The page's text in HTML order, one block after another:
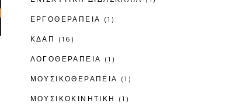
ΕΡΓΟΘΕΡΑΠΕΊΑ (1)
ΚΔΑΠ (16)
ΛΟΓΟΘΕΡΑΠΕΊΑ (1)
ΜΟΥΣΙΚΟΘΕΡΑΠΕΊΑ (1)
ΜΟΥΣΙΚΟΚΙΝΗΤΙΚΉ (1)